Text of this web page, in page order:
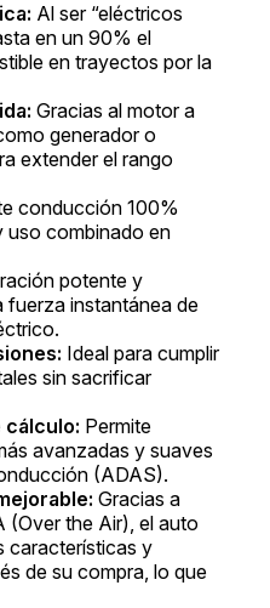
Al ser “eléctricos
en un 90% el
en trayectos por la
Gracias al motor a
generador o
extender el rango
conducción 100%
uso combinado en
potente y
fuerza instantánea de
Ideal para cumplir
sin sacrificar
cálculo: Permite
avanzadas y suaves
(ADAS).
Gracias a
(Over the Air), el auto
características y
de su compra, lo que